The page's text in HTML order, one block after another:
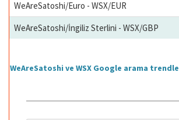
WeAreSatoshi/Euro - WSX/EUR
WeAreSatoshi/İngiliz Sterlini - WSX/GBP
WeAreSatoshi ve WSX Google arama